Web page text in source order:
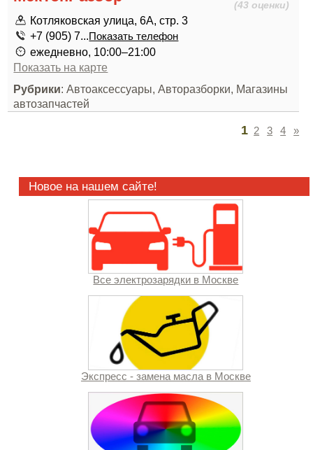
(43 оценки)
Котляковская улица, 6А, стр. 3
+7 (905) 7...Показать телефон
ежедневно, 10:00–21:00
Показать на карте
Рубрики: Автоаксессуары, Авторазборки, Магазины
автозапчастей
1 2 3 4 »
Новое на нашем сайте!
Все электрозарядки в Москве
Экспресс - замена масла в Москве